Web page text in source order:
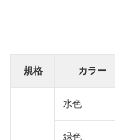
規格 カラー
水色
緑色